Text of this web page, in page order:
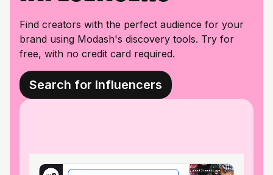
Find creators with the perfect audience for your
brand using Modash's discovery tools. Try for
free, with no credit card required.
Search for Influencers